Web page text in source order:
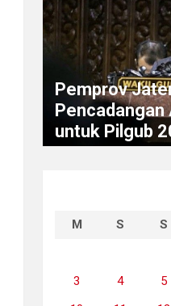
Pemprov
untuk Pilgub
M S S
3
4 5